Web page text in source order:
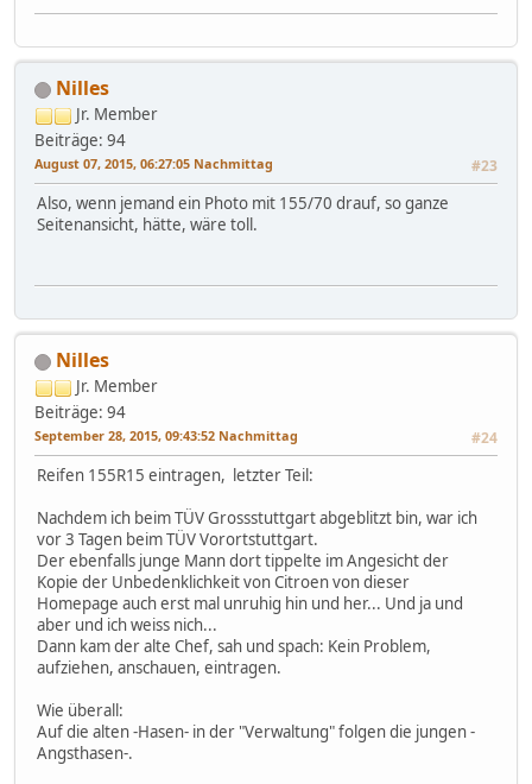
Nilles
Jr. Member
Beiträge: 94
August 07, 2015, 06:27:05 Nachmittag #23
Also, wenn jemand ein Photo mit 155/70 drauf, so ganze
Seitenansicht, hätte, wäre toll.
Nilles
Jr. Member
Beiträge: 94
September 28, 2015, 09:43:52 Nachmittag #24
Reifen 155R15 eintragen, letzter Teil:
Nachdem ich beim TÜV Grossstuttgart abgeblitzt bin, war ich
vor 3 Tagen beim TÜV Vorortstuttgart.
Der ebenfalls junge Mann dort tippelte im Angesicht der
Kopie der Unbedenklichkeit von Citroen von dieser
Homepage auch erst mal unruhig hin und her... Und ja und
aber und ich weiss nich...
Dann kam der alte Chef, sah und spach: Kein Problem,
aufziehen, anschauen, eintragen.
Wie überall:
Auf die alten -Hasen- in der "Verwaltung" folgen die jungen -
Angsthasen-.